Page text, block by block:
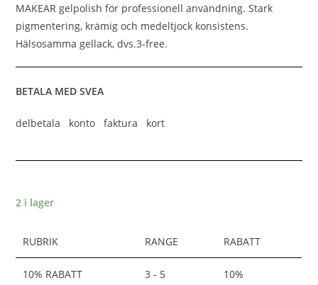
MAKEAR gelpolish för professionell användning. Stark
pigmentering, krämig och medeltjock konsistens.
Hälsosamma gellack, dvs.3-free.
BETALA MED SVEA
delbetala konto faktura kort
2 i lager
RUBRIK RANGE RABATT
10% RABATT 3 - 5 10%